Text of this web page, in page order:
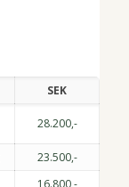
SEK
28.200,-
23.500,-
16.800,-